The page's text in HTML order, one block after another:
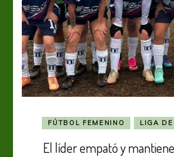
FÚTBOL FEMENINO LIGA
El líder empató y